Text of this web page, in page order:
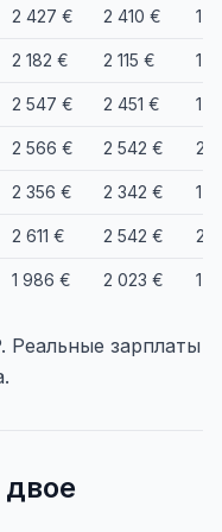
2 427 € 2 410 € 1
2 182 € 2 115 € 1
2 547 € 2 451 € 1
2 566 € 2 542 € 2
2 356 € 2 342 € 1
2 611 € 2 542 € 2
1 986 € 2 023 € 1
Реальные зарплаты